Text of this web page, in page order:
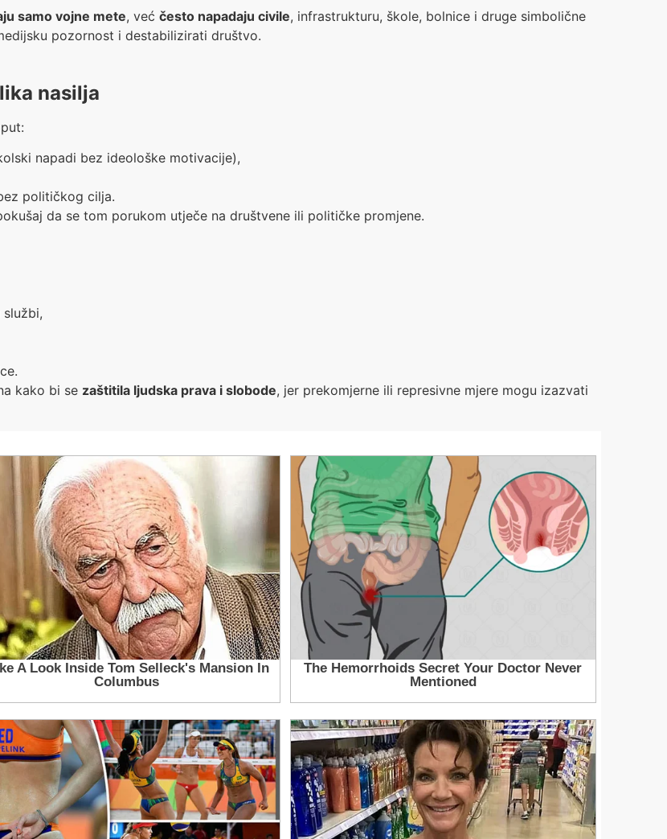
samo vojne mete, već često napadaju civile, infrastrukturu, škole, bolnice i druge simbolične
pozornost i destabilizirati društvo.
nasilja
napadi bez ideološke motivacije),
političkog cilja.
da se tom porukom utječe na društvene ili političke promjene.
kako bi se zaštitila ljudska prava i slobode, jer prekomjerne ili represivne mjere mogu izazvati